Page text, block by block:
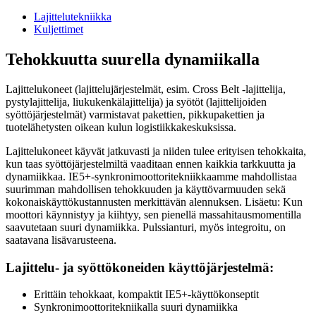
Lajittelutekniikka
Kuljettimet
Tehokkuutta suurella dynamiikalla
Lajittelukoneet (lajittelujärjestelmät, esim. Cross Belt -lajittelija,
pystylajittelija, liukukenkälajittelija) ja syötöt (lajittelijoiden
syöttöjärjestelmät) varmistavat pakettien, pikkupakettien ja
tuotelähetysten oikean kulun logistiikkakeskuksissa.
Lajittelukoneet käyvät jatkuvasti ja niiden tulee erityisen tehokkaita,
kun taas syöttöjärjestelmiltä vaaditaan ennen kaikkia tarkkuutta ja
dynamiikkaa. IE5+-synkronimoottoritekniikkaamme mahdollistaa
suurimman mahdollisen tehokkuuden ja käyttövarmuuden sekä
kokonaiskäyttökustannusten merkittävän alennuksen. Lisäetu: Kun
moottori käynnistyy ja kiihtyy, sen pienellä massahitausmomentilla
saavutetaan suuri dynamiikka. Pulssianturi, myös integroitu, on
saatavana lisävarusteena.
Lajittelu- ja syöttökoneiden käyttöjärjestelmä:
Erittäin tehokkaat, kompaktit IE5+-käyttökonseptit
Synkronimoottoritekniikalla suuri dynamiikka